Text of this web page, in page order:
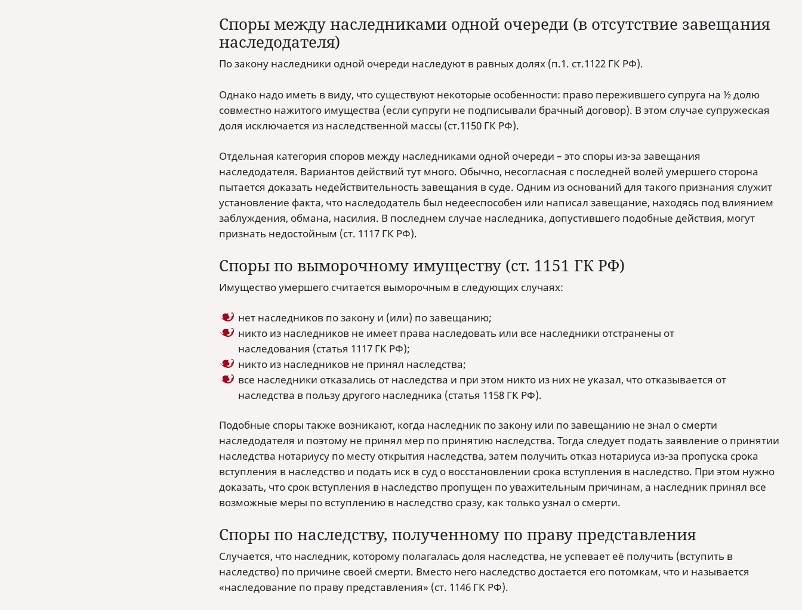
Споры между наследниками одной очереди (в отсутствие завещания
наследодателя)
По закону наследники одной очереди наследуют в равных долях (п.1. ст.1122 ГК РФ).
Однако надо иметь в виду, что существуют некоторые особенности: право пережившего супруга на ½ долю
совместно нажитого имущества (если супруги не подписывали брачный договор). В этом случае супружеская
доля исключается из наследственной массы (ст.1150 ГК РФ).
Отдельная категория споров между наследниками одной очереди – это споры из-за завещания
наследодателя. Вариантов действий тут много. Обычно, несогласная с последней волей умершего сторона
пытается доказать недействительность завещания в суде. Одним из оснований для такого признания служит
установление факта, что наследодатель был недееспособен или написал завещание, находясь под влиянием
заблуждения, обмана, насилия. В последнем случае наследника, допустившего подобные действия, могут
признать недостойным (ст. 1117 ГК РФ).
Споры по выморочному имуществу (ст. 1151 ГК РФ)
Имущество умершего считается выморочным в следующих случаях:
нет наследников по закону и (или) по завещанию;
никто из наследников не имеет права наследовать или все наследники отстранены от
наследования (статья 1117 ГК РФ);
никто из наследников не принял наследства;
все наследники отказались от наследства и при этом никто из них не указал, что отказывается от
наследства в пользу другого наследника (статья 1158 ГК РФ).
Подобные споры также возникают, когда наследник по закону или по завещанию не знал о смерти
наследодателя и поэтому не принял мер по принятию наследства. Тогда следует подать заявление о принятии
наследства нотариусу по месту открытия наследства, затем получить отказ нотариуса из-за пропуска срока
вступления в наследство и подать иск в суд о восстановлении срока вступления в наследство. При этом нужно
доказать, что срок вступления в наследство пропущен по уважительным причинам, а наследник принял все
возможные меры по вступлению в наследство сразу, как только узнал о смерти.
Споры по наследству, полученному по праву представления
Случается, что наследник, которому полагалась доля наследства, не успевает её получить (вступить в
наследство) по причине своей смерти. Вместо него наследство достается его потомкам, что и называется
«наследование по праву представления» (ст. 1146 ГК РФ).